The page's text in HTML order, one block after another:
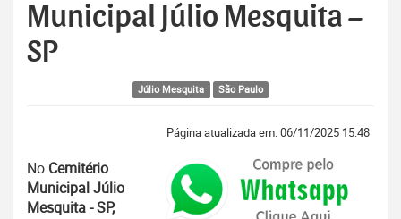
Municipal Júlio Mesquita –
SP
Júlio Mesquita São Paulo
Página atualizada em: 06/11/2025 15:48
No Cemitério
Municipal Júlio
Mesquita - SP,